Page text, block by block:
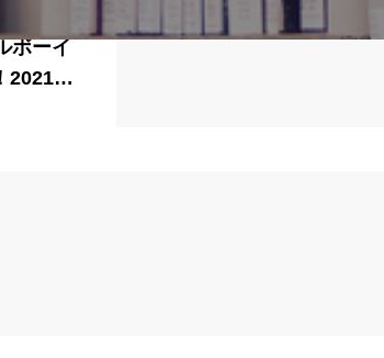
ボーイ
2021年